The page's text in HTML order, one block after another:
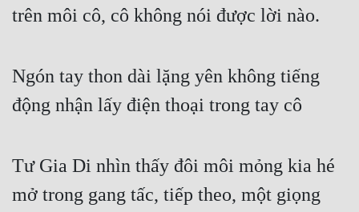
trên môi cô, cô không nói được lời nào.
Ngón tay thon dài lặng yên không tiếng
động nhận lấy điện thoại trong tay cô
Tư Gia Di nhìn thấy đôi môi mỏng kia hé
mở trong gang tấc, tiếp theo, một giọng